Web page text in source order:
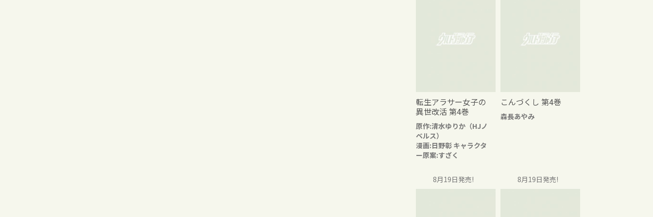
転生アラサー女子の
異世改活 第4巻
原作:清水ゆりか（HJノ
ベルス）
漫画:日野彰 キャラクタ
ー原案:すざく
こんづくし 第4巻
森長あやみ
8月19日発売! 8月19日発売!